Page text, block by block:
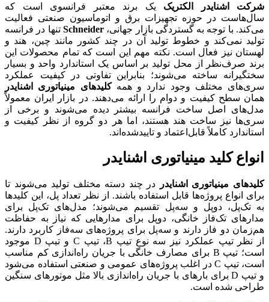
شرکت اشنایدر الکتریک یک برند معتبر فرانسوی است که
سال‌هاست در حوزه تجهیزات برق و اتوماسیون صنعتی فعالیت
می‌کند. با توجه به گستردگی بازار جهانی،Schneider تنها در فرانسه
تولید نمی‌کند و خطوط تولید آن در چند کشور مانند چین، هند و
لهستان نیز فعال است. نکته مهم این است که تمام محصولات این
برند صرف‌نظر از محل تولید بر اساس یک استاندارد واحد و بسیار
سختگیرانه ساخته می‌شوند؛ بنابراین تفاوتی در کیفیت عملکرد
سری‌های مختلف وجود ندارد و همهکلیدهای مینیاتوری اشنایدر
همان سطح کیفیت و دوام را ارائه می‌دهند. در بازار ایران معمولاً
مدل‌های اصل ساخت فرانسه بیشتر دیده می‌شوند و برخی از
سری‌ها نیز ساخت هند هستند، اما هر دو گروه از نظر کیفیت و
استاندارد کاملاً قابل‌اعتماد و تاییدشده‌اند.
انواع کلید مینیاتوری اشنایدر
کلیدهای مینیاتوری اشنایدر
در چند دسته مختلف تولید می‌شوند تا
برای انواع پروژه‌ها قابل استفاده باشند. از نظر تعداد پل، این کلیدها
به تک‌پل، دوپل و سه‌پل تقسیم می‌شوند؛ مدل‌های تک‌پل برای
مدارهای تک‌فاز خانگی، دوپل برای مدارهایی که نیاز به حفاظت
هم‌زمان دو فاز دارند و سه‌پل برای پروژه‌های سه‌فاز کاربرد دارند.
از نظر تیپ عملکرد نیز سه نوع تیپ B، تیپ C و تیپ D موجود
است؛ تیپ B برای مصارف خانگی با جریان راه‌اندازی کم مناسب
است، تیپ C در اغلب پروژه‌های عمومی و صنعتی استفاده می‌شود
و تیپ D برای بارهای با جریان راه‌اندازی بالا مثل موتورهای سنگین
طراحی شده است.